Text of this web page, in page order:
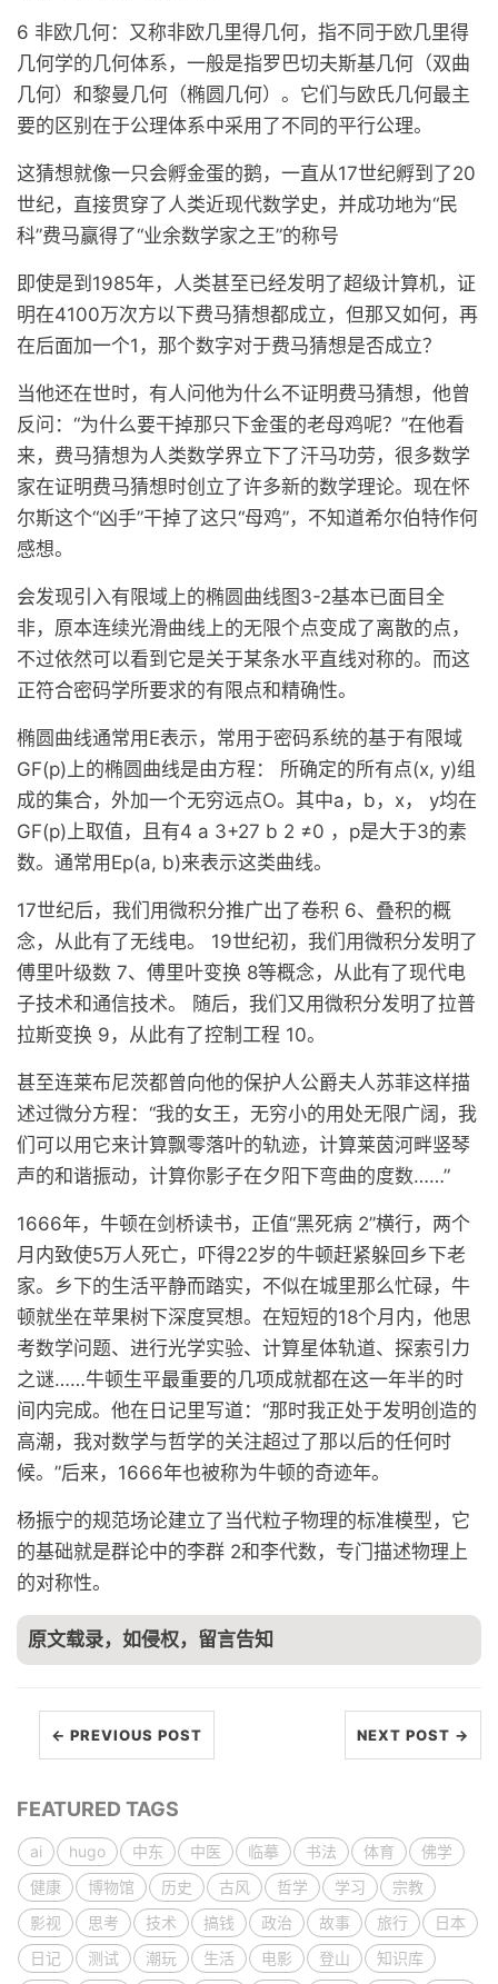
6 非欧几何：又称非欧几里得几何，指不同于欧几里得
几何学的几何体系，一般是指罗巴切夫斯基几何（双曲
几何）和黎曼几何（椭圆几何）。它们与欧氏几何最主
要的区别在于公理体系中采用了不同的平行公理。
这猜想就像一只会孵金蛋的鹅，一直从17世纪孵到了20
世纪，直接贯穿了人类近现代数学史，并成功地为“民
科”费马赢得了“业余数学家之王”的称号
即使是到1985年，人类甚至已经发明了超级计算机，证
明在4100万次方以下费马猜想都成立，但那又如何，再
在后面加一个1，那个数字对于费马猜想是否成立？
当他还在世时，有人问他为什么不证明费马猜想，他曾
反问：“为什么要干掉那只下金蛋的老母鸡呢？”在他看
来，费马猜想为人类数学界立下了汗马功劳，很多数学
家在证明费马猜想时创立了许多新的数学理论。现在怀
尔斯这个“凶手”干掉了这只“母鸡”，不知道希尔伯特作何
感想。
会发现引入有限域上的椭圆曲线图3-2基本已面目全
非，原本连续光滑曲线上的无限个点变成了离散的点，
不过依然可以看到它是关于某条水平直线对称的。而这
正符合密码学所要求的有限点和精确性。
椭圆曲线通常用E表示，常用于密码系统的基于有限域
GF(p)上的椭圆曲线是由方程： 所确定的所有点(x, y)组
成的集合，外加一个无穷远点O。其中a，b，x， y均在
GF(p)上取值，且有4 a 3+27 b 2 ≠0 ，p是大于3的素
数。通常用Ep(a, b)来表示这类曲线。
17世纪后，我们用微积分推广出了卷积 6、叠积的概
念，从此有了无线电。 19世纪初，我们用微积分发明了
傅里叶级数 7、傅里叶变换 8等概念，从此有了现代电
子技术和通信技术。 随后，我们又用微积分发明了拉普
拉斯变换 9，从此有了控制工程 10。
甚至连莱布尼茨都曾向他的保护人公爵夫人苏菲这样描
述过微分方程：“我的女王，无穷小的用处无限广阔，我
们可以用它来计算飘零落叶的轨迹，计算莱茵河畔竖琴
声的和谐振动，计算你影子在夕阳下弯曲的度数……”
1666年，牛顿在剑桥读书，正值“黑死病 2”横行，两个
月内致使5万人死亡，吓得22岁的牛顿赶紧躲回乡下老
家。乡下的生活平静而踏实，不似在城里那么忙碌，牛
顿就坐在苹果树下深度冥想。在短短的18个月内，他思
考数学问题、进行光学实验、计算星体轨道、探索引力
之谜……牛顿生平最重要的几项成就都在这一年半的时
间内完成。他在日记里写道：“那时我正处于发明创造的
高潮，我对数学与哲学的关注超过了那以后的任何时
候。”后来，1666年也被称为牛顿的奇迹年。
杨振宁的规范场论建立了当代粒子物理的标准模型，它
的基础就是群论中的李群 2和李代数，专门描述物理上
的对称性。
原文载录，如侵权，留言告知
← PREVIOUS POST NEXT POST →
FEATURED TAGS
ai hugo 中东 中医 临摹 书法 体育
佛学
健康
博物馆 历史 古风 哲学 学习
宗教
影视
思考 技术 搞钱 政治 故事 旅行
日本
日记
测试 潮玩 生活 电影 登山 知识库